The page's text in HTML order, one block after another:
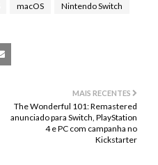
macOS
Nintendo Switch
MAIS RECENTES
The Wonderful 101: Remastered
anunciado para Switch, PlayStation
4 e PC com campanha no
Kickstarter